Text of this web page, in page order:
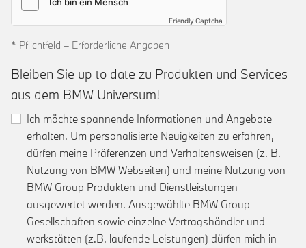
Friendly Captcha
* Pflichtfeld – Erforderliche Angaben
Bleiben Sie up to date zu Produkten und Services
aus dem BMW Universum!
Ich möchte spannende Informationen und Angebote
erhalten. Um personalisierte Neuigkeiten zu erfahren,
dürfen meine Präferenzen und Verhaltensweisen (z. B.
Nutzung von BMW Webseiten) und meine Nutzung von
BMW Group Produkten und Dienstleistungen
ausgewertet werden. Ausgewählte BMW Group
Gesellschaften sowie einzelne Vertragshändler und -
werkstätten (z.B. laufende Leistungen) dürfen mich in